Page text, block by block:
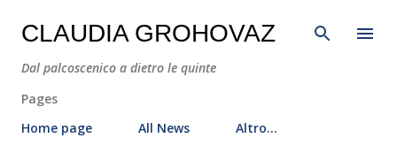
Passa ai contenuti principali
CLAUDIA GROHOVAZ
Dal palcoscenico a dietro le quinte
Pages
Home page
All News Altro…